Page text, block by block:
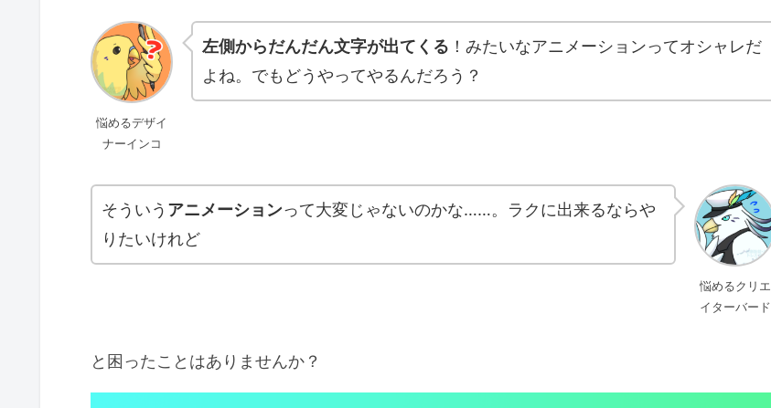
悩めるデザイ
ナーインコ
左側からだんだん文字が出てくる ！みたいなアニメーションってオシャレだ
よね。でもどうやってやるんだろう？
悩めるクリエ
イターバード
そういう アニメーションって大変じゃないのかな……。ラクに出来るならや
りたいけれど
と困ったことはありませんか？